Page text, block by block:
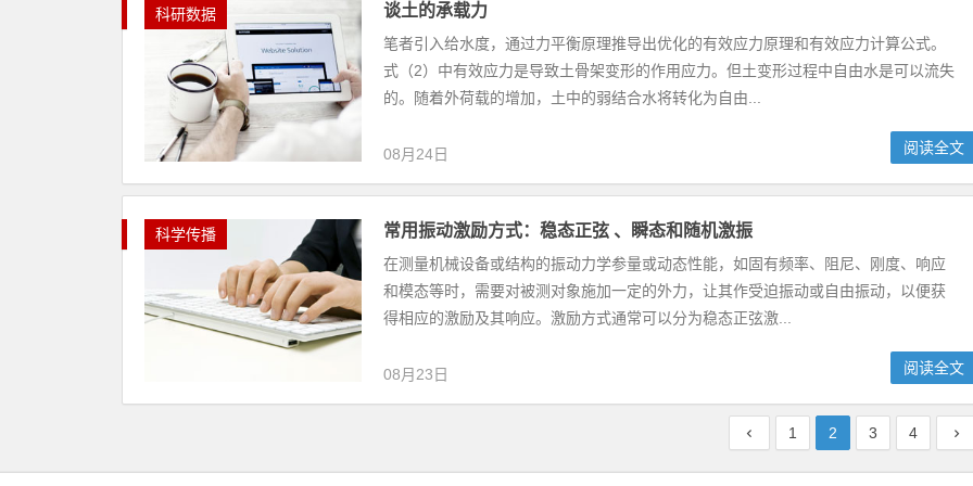
科研数据 谈土的承载力
笔者引入给水度，通过力平衡原理推导出优化的有效应力原理和有效应力计算公式。
式（2）中有效应力是导致土骨架变形的作用应力。但土变形过程中自由水是可以流失
的。随着外荷载的增加，土中的弱结合水将转化为自由...
08月24日 阅读全文
科学传播 常用振动激励方式：稳态正弦 、瞬态和随机激振
在测量机械设备或结构的振动力学参量或动态性能，如固有频率、阻尼、刚度、响应
和模态等时，需要对被测对象施加一定的外力，让其作受迫振动或自由振动，以便获
得相应的激励及其响应。激励方式通常可以分为稳态正弦激...
08月23日 阅读全文
1 2 3 4